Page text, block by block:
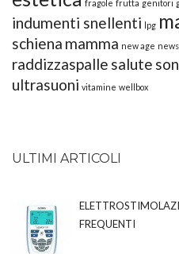
fragole frutta genitori
indumenti snellenti lpg
schiena mamma new age news
raddizzaspalle salute
ultrasuoni vitamine wellbox
ULTIMI ARTICOLI
FREQUENTI